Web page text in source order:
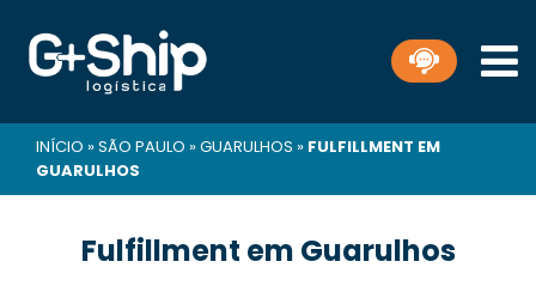
INÍCIO »SÃO PAULO »GUARULHOS » FULFILLMENT EM
GUARULHOS
Fulfillment em Guarulhos